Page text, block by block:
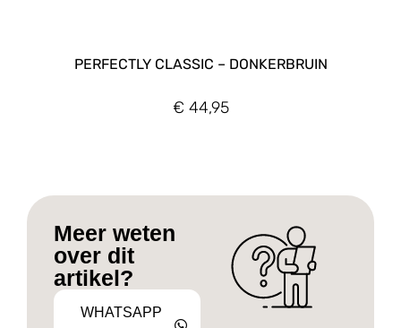
PERFECTLY CLASSIC – DONKERBRUIN
€ 44,95
Meer weten
over dit
artikel?
WHATSAPP